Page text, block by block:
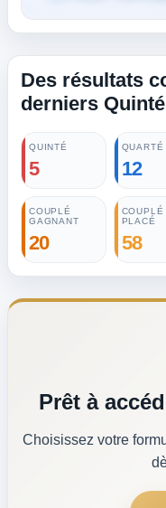
Accéder à
Des résultats
derniers
QUINTÉ
5
QUARTÉ
12
COUPLÉ
GAGNANT
20
COUPLÉ
PLACÉ
58
Prêt à
Choisissez votre